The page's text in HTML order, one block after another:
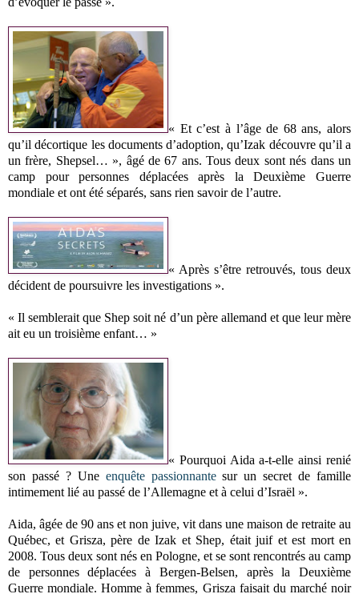
« Et c’est à l’âge de 68 ans, alors
qu’il décortique les documents d’adoption, qu’Izak découvre qu’il a
un frère, Shepsel… », âgé de 67 ans. Tous deux sont nés dans un
camp pour personnes déplacées après la Deuxième Guerre
mondiale et ont été séparés, sans rien savoir de l’autre.
« Après s’être retrouvés, tous deux
décident de poursuivre les investigations ».
« Il semblerait que Shep soit né d’un père allemand et que leur mère
ait eu un troisième enfant… »
« Pourquoi Aida a-t-elle ainsi renié
son passé ? Une enquête passionnantesur un secret de famille
intimement lié au passé de l’Allemagne et à celui d’Israël ».
Aida, âgée de 90 ans et non juive, vit dans une maison de retraite au
Québec, et Grisza, père de Izak et Shep, était juif et est mort en
2008. Tous deux sont nés en Pologne, et se sont rencontrés au camp
de personnes déplacées à Bergen-Belsen, après la Deuxième
Guerre mondiale. Homme à femmes, Grisza faisait du marché noir